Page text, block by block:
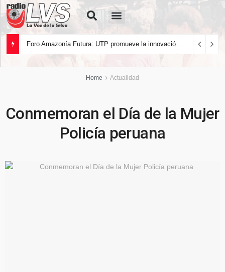
Home Actualidad
Conmemoran el Día de la Mujer
Policía peruana